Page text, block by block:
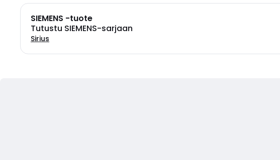
SIEMENS -tuote
Tutustu SIEMENS-sarjaan
Sirius